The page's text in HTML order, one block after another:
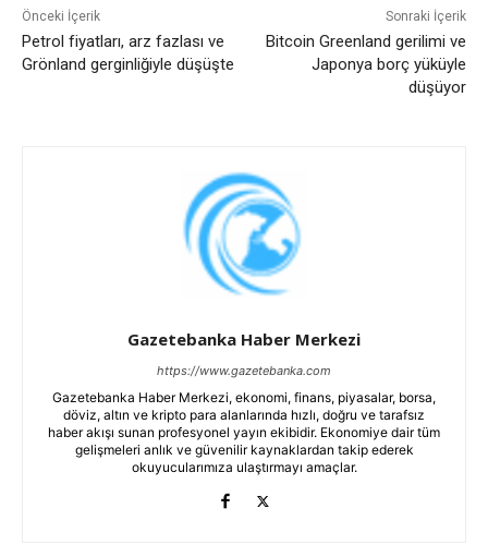
Önceki İçerik
Petrol fiyatları, arz fazlası ve
Grönland gerginliğiyle düşüşte
Sonraki İçerik
Bitcoin Greenland gerilimi ve
Japonya borç yüküyle
düşüyor
Gazetebanka Haber Merkezi
https://www.gazetebanka.com
Gazetebanka Haber Merkezi, ekonomi, finans, piyasalar, borsa,
döviz, altın ve kripto para alanlarında hızlı, doğru ve tarafsız
haber akışı sunan profesyonel yayın ekibidir. Ekonomiye dair tüm
gelişmeleri anlık ve güvenilir kaynaklardan takip ederek
okuyucularımıza ulaştırmayı amaçlar.